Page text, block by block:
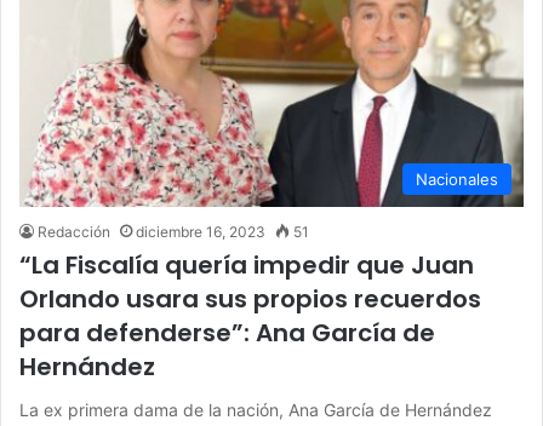
Nacionales
Redacción diciembre 16, 2023 51
“La Fiscalía quería impedir que Juan
Orlando usara sus propios recuerdos
para defenderse”: Ana García de
Hernández
La ex primera dama de la nación, Ana García de Hernández